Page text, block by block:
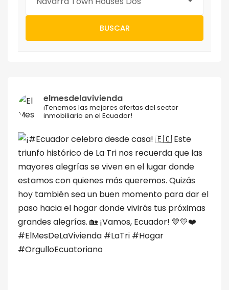
BUSCAR
elmesdelavivienda
¡Tenemos las mejores ofertas del sector
inmobiliario en el Ecuador!